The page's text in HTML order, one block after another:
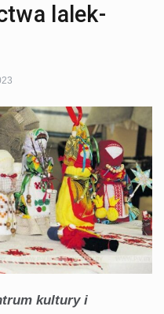
lalek-
kultury i